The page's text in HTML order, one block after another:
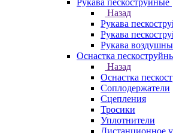
Рукава пескоструйные
Назад
Рукава
Рукава
Рукава
Оснастка
Назад
Оснастка
Соплодержатели
Сцепления
Тросики
Уплотнители
Дистанционное